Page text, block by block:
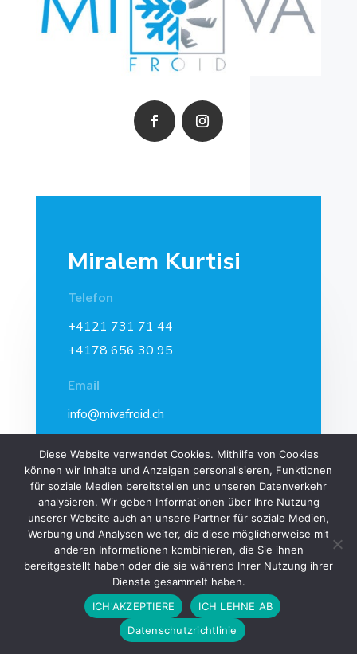
Miralem Kurtisi
Telefon
+4121 731 71 44
+4178 656 30 95
Email
info@mivafroid.ch
Adresse
Route de cugy 25a
1054 Morrens.
COPYRIGHT © 2022-2026 - MIVA FROID SARL - CARROUGE VD |
WEBSITE ERSTELLT VON |IMPRESSUM
Diese Website verwendet Cookies. Mithilfe von Cookies
können wir Inhalte und Anzeigen personalisieren, Funktionen
für soziale Medien bereitstellen und unseren Datenverkehr
analysieren. Wir geben Informationen über Ihre Nutzung
unserer Website auch an unsere Partner für soziale Medien,
Werbung und Analysen weiter, die diese möglicherweise mit
anderen Informationen kombinieren, die Sie ihnen
bereitgestellt haben oder die sie während Ihrer Nutzung ihrer
Dienste gesammelt haben.
ICH'AKZEPTIERE
ICH LEHNE AB
Datenschutzrichtlinie